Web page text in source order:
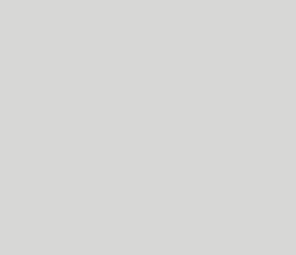
[GK] No More Room in
[GK] Un chatbot Atelier
[GK] Mémoire cash -
[GK] Nvidia : le prix des
[GK] Suikoden Star Leap
[Mo5] La mini borne